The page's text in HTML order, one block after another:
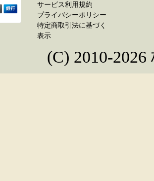
サービス利用規約
プライバシーポリシー
特定商取引法に基づく
表示
(C) 2010-